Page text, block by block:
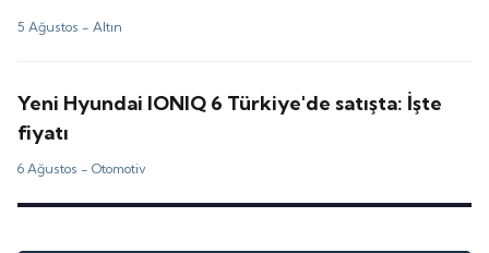
5 Ağustos -Altın
Yeni Hyundai IONIQ 6 Türkiye'de satışta: İşte
fiyatı
6 Ağustos -Otomotiv